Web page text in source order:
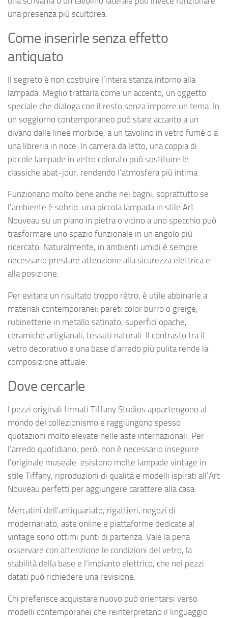
una presenza più scultorea.
Come inserirle senza effetto
antiquato
Il segreto è non costruire l’intera stanza intorno alla
lampada. Meglio trattarla come un accento, un oggetto
speciale che dialoga con il resto senza imporre un tema. In
un soggiorno contemporaneo può stare accanto a un
divano dalle linee morbide, a un tavolino in vetro fumé o a
una libreria in noce. In camera da letto, una coppia di
piccole lampade in vetro colorato può sostituire le
classiche abat-jour, rendendo l’atmosfera più intima.
Funzionano molto bene anche nei bagni, soprattutto se
l’ambiente è sobrio: una piccola lampada in stile Art
Nouveau su un piano in pietra o vicino a uno specchio può
trasformare uno spazio funzionale in un angolo più
ricercato. Naturalmente, in ambienti umidi è sempre
necessario prestare attenzione alla sicurezza elettrica e
alla posizione.
Per evitare un risultato troppo rétro, è utile abbinarle a
materiali contemporanei: pareti color burro o greige,
rubinetterie in metallo satinato, superfici opache,
ceramiche artigianali, tessuti naturali. Il contrasto tra il
vetro decorativo e una base d’arredo più pulita rende la
composizione attuale.
Dove cercarle
I pezzi originali firmati Tiffany Studios appartengono al
mondo del collezionismo e raggiungono spesso
quotazioni molto elevate nelle aste internazionali. Per
l’arredo quotidiano, però, non è necessario inseguire
l’originale museale: esistono molte lampade vintage in
stile Tiffany, riproduzioni di qualità e modelli ispirati all’Art
Nouveau perfetti per aggiungere carattere alla casa.
Mercatini dell’antiquariato, rigattieri, negozi di
modernariato, aste online e piattaforme dedicate al
vintage sono ottimi punti di partenza. Vale la pena
osservare con attenzione le condizioni del vetro, la
stabilità della base e l’impianto elettrico, che nei pezzi
datati può richiedere una revisione.
Chi preferisce acquistare nuovo può orientarsi verso
modelli contemporanei che reinterpretano il linguaggio